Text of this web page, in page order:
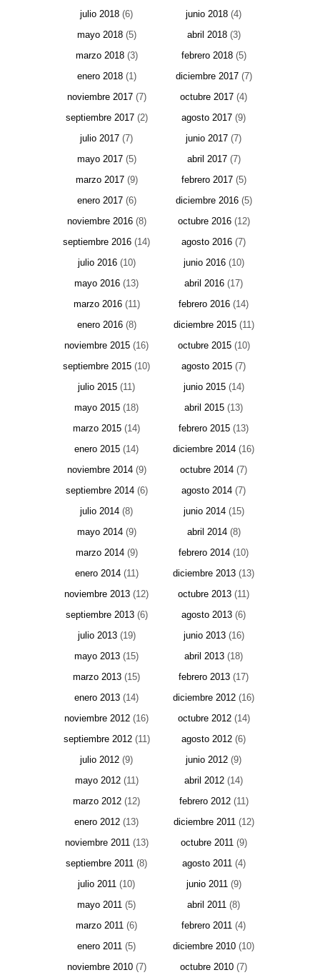
julio 2018 (6) junio 2018 (4)
mayo 2018(5) abril 2018(3)
marzo 2018(3) febrero 2018(5)
enero 2018(1) diciembre 2017(7)
noviembre 2017(7) octubre 2017 (4)
septiembre 2017(2) agosto 2017 (9)
julio 2017 (7) junio 2017 (7)
mayo 2017(5) abril 2017(7)
marzo 2017(9) febrero 2017(5)
enero 2017(6) diciembre 2016(5)
noviembre 2016(8) octubre 2016(12)
septiembre 2016 (14) agosto 2016 (7)
julio 2016(10) junio 2016(10)
mayo 2016 (13) abril 2016 (17)
marzo 2016(11) febrero 2016 (14)
enero 2016(8) diciembre 2015(11)
noviembre 2015 (16) octubre 2015(10)
septiembre 2015 (10) agosto 2015 (7)
julio 2015 (11) junio 2015(14)
mayo 2015 (18) abril 2015 (13)
marzo 2015 (14) febrero 2015 (13)
enero 2015 (14) diciembre 2014 (16)
noviembre 2014(9) octubre 2014 (7)
septiembre 2014(6) agosto 2014 (7)
julio 2014 (8) junio 2014(15)
mayo 2014(9) abril 2014(8)
marzo 2014(9) febrero 2014 (10)
enero 2014(11) diciembre 2013 (13)
noviembre 2013 (12) octubre 2013 (11)
septiembre 2013(6) agosto 2013 (6)
julio 2013(19) junio 2013(16)
mayo 2013 (15) abril 2013 (18)
marzo 2013 (15) febrero 2013 (17)
enero 2013 (14) diciembre 2012 (16)
noviembre 2012 (16) octubre 2012(14)
septiembre 2012(11) agosto 2012 (6)
julio 2012 (9) junio 2012 (9)
mayo 2012(11) abril 2012 (14)
marzo 2012 (12) febrero 2012(11)
enero 2012 (13) diciembre 2011(12)
noviembre 2011(13) octubre 2011(9)
septiembre 2011 (8) agosto 2011(4)
julio 2011 (10) junio 2011(9)
mayo 2011 (5) abril 2011 (8)
marzo 2011 (6) febrero 2011 (4)
enero 2011 (5) diciembre 2010 (10)
noviembre 2010(7) octubre 2010 (7)